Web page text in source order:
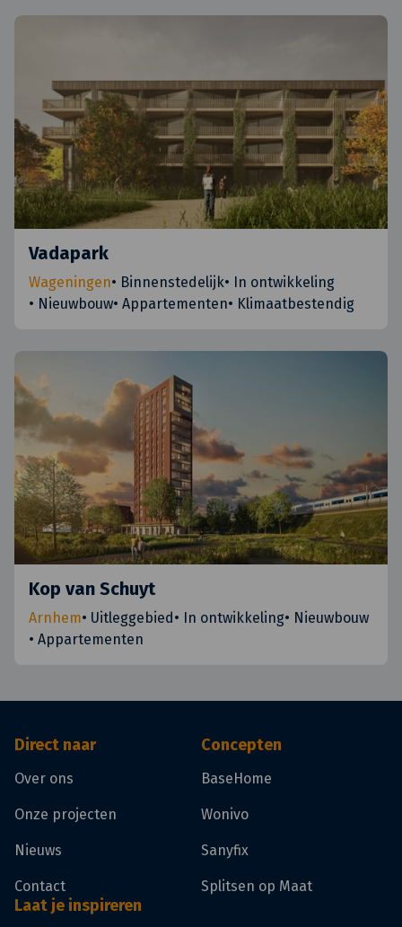
Vadapark
Wageningen• Binnenstedelijk• In ontwikkeling
• Nieuwbouw• Appartementen• Klimaatbestendig
Kop van Schuyt
Arnhem• Uitleggebied• In ontwikkeling• Nieuwbouw
• Appartementen
Direct naar
Over ons
Onze projecten
Nieuws
Contact
Concepten
BaseHome
Wonivo
Sanyfix
Splitsen op Maat
Laat je inspireren